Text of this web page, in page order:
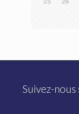
Suivez-